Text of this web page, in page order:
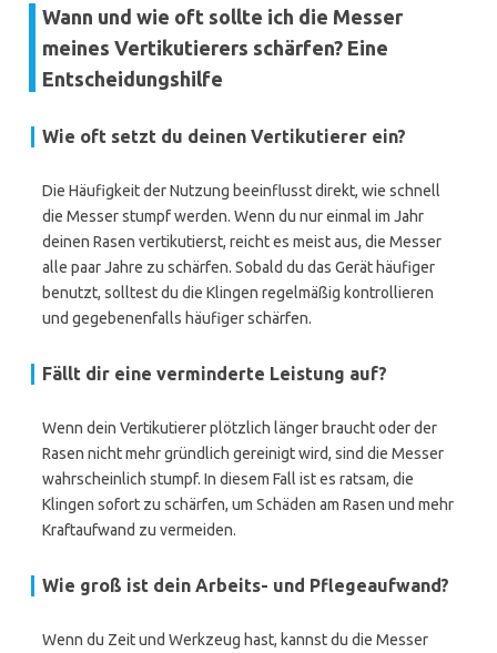
Wann und wie oft sollte ich die Messer
meines Vertikutierers schärfen? Eine
Entscheidungshilfe
Wie oft setzt du deinen Vertikutierer ein?
Die Häufigkeit der Nutzung beeinflusst direkt, wie schnell
die Messer stumpf werden. Wenn du nur einmal im Jahr
deinen Rasen vertikutierst, reicht es meist aus, die Messer
alle paar Jahre zu schärfen. Sobald du das Gerät häufiger
benutzt, solltest du die Klingen regelmäßig kontrollieren
und gegebenenfalls häufiger schärfen.
Fällt dir eine verminderte Leistung auf?
Wenn dein Vertikutierer plötzlich länger braucht oder der
Rasen nicht mehr gründlich gereinigt wird, sind die Messer
wahrscheinlich stumpf. In diesem Fall ist es ratsam, die
Klingen sofort zu schärfen, um Schäden am Rasen und mehr
Kraftaufwand zu vermeiden.
Wie groß ist dein Arbeits- und Pflegeaufwand?
Wenn du Zeit und Werkzeug hast, kannst du die Messer